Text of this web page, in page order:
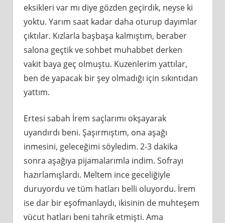
eksikleri var mı diye gözden geçirdik, neyse ki
yoktu. Yarım saat kadar daha oturup dayımlar
çıktılar. Kızlarla başbaşa kalmıştım, beraber
salona geçtik ve sohbet muhabbet derken
vakit baya geç olmuştu. Kuzenlerim yattılar,
ben de yapacak bir şey olmadığı için sıkıntıdan
yattım.
Ertesi sabah İrem saçlarımı okşayarak
uyandırdı beni. Şaşırmıştım, ona aşağı
inmesini, geleceğimi söyledim. 2-3 dakika
sonra aşağıya pijamalarımla indim. Sofrayı
hazırlamışlardı. Meltem ince geceliğiyle
duruyordu ve tüm hatları belli oluyordu. İrem
ise dar bir eşofmanlaydı, ikisinin de muhteşem
vücut hatları beni tahrik etmişti. Ama